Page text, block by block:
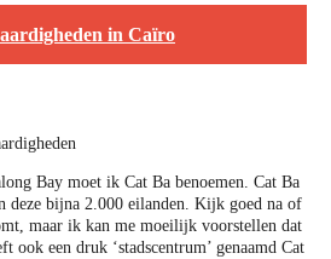
in Caïro
Bay moet ik Cat Ba benoemen. Cat Ba
deze bijna 2.000 eilanden. Kijk goed na of
maar ik kan me moeilijk voorstellen dat
ook een druk ‘stadscentrum’ genaamd Cat